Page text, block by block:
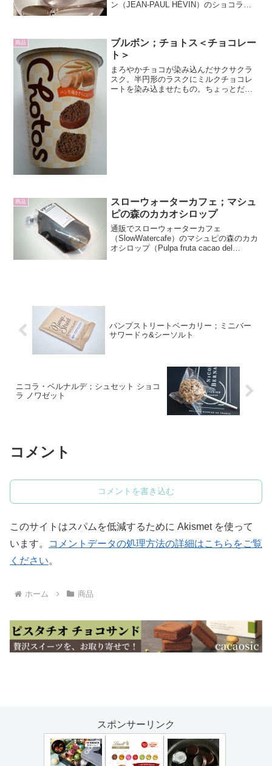
ン（JEAN-PAUL HÉVIN）のショコラシ
商品
ブルボン；チョトス＜チョコレー
ト＞
まろやかチョコが染み込んだサクサクラ
スク。半円形のラスクにミルクチョコレ
ートを染み込ませたもの。ちょっとだけ
商品
スローウォーターカフェ；マシュ
ピの森のカカオシロップ
通販でスローウォーターカフェ
（SlowWatercafe）のマシュピの森のカカ
オシロップ（Pulpa fruta cacao del
パンプストリートベーカリー；ミニバー
サワードゥ&シーソルト
ニコラ・ベルナルデ；シュセット ショコ
ラ ノワゼット
コメント
コメントを書き込む
このサイトはスパムを低減するために Akismet を使って
います。
コメントデータの処理方法の詳細はこちらをご覧
ください。
ホーム 商品
スポンサーリンク